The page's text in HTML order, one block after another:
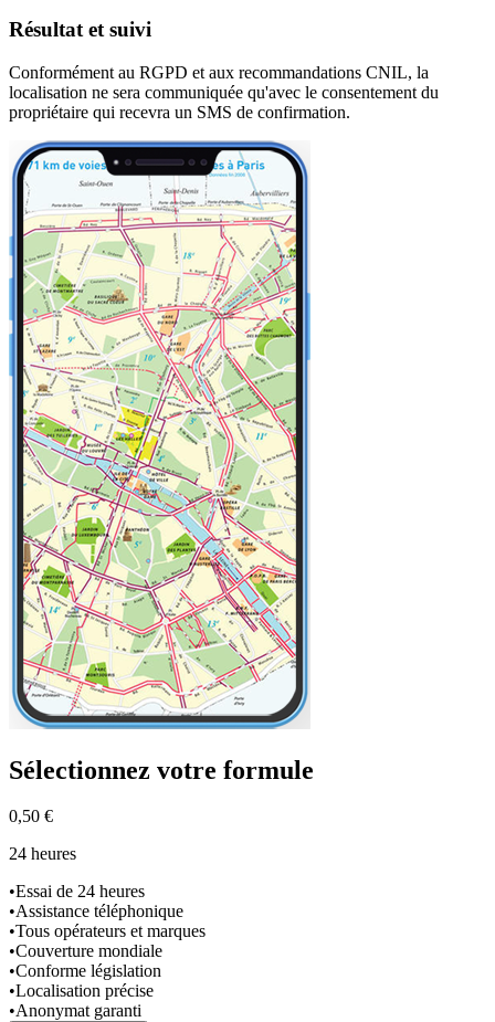
Résultat et suivi
Conformément au RGPD et aux recommandations CNIL, la
localisation ne sera communiquée qu'avec le consentement du
propriétaire qui recevra un SMS de confirmation.
Sélectionnez votre formule
0,50 €
24 heures
•Essai de 24 heures
•Assistance téléphonique
•Tous opérateurs et marques
•Couverture mondiale
•Conforme législation
•Localisation précise
•Anonymat garanti